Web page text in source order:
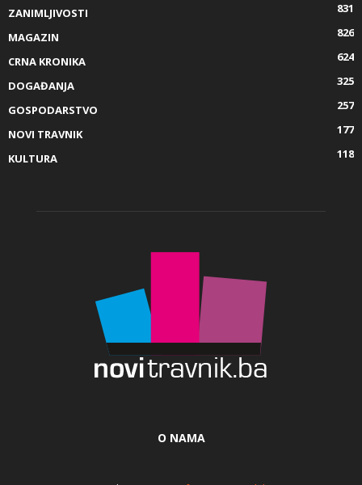
ZANIMLJIVOSTI
831
MAGAZIN
826
CRNA KRONIKA
624
DOGAĐANJA
325
GOSPODARSTVO
257
NOVI TRAVNIK
177
KULTURA
118
O NAMA